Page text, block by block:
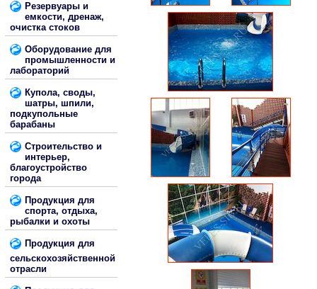
Резервуары и
емкости, дренаж,
очистка стоков
Оборудование для
промышленности и
лабораторий
Купола, своды,
шатры, шпили,
подкупольные
барабаны
Строительство и
интерьер,
благоустройство
города
Продукция для
спорта, отдыха,
рыбалки и охоты
Продукция для
сельскохозяйственной
отрасли